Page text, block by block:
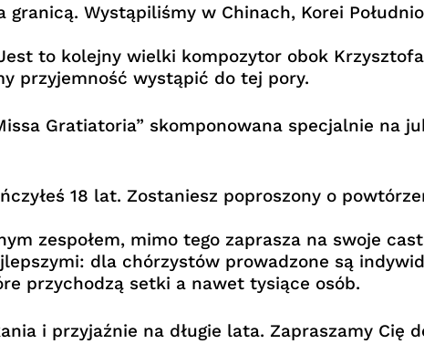
Wystąpiliśmy w Chinach, Korei
to kolejny wielki kompozytor obok
przyjemność wystąpić do tej pory.
Gratiatoria” skomponowana specjalnie na
18 lat. Zostaniesz poproszony o
zespołem, mimo tego zaprasza na swoje
dla chórzystów prowadzone są
przychodzą setki a nawet tysiące osób.
i przyjaźnie na długie lata. Zapraszamy Cię